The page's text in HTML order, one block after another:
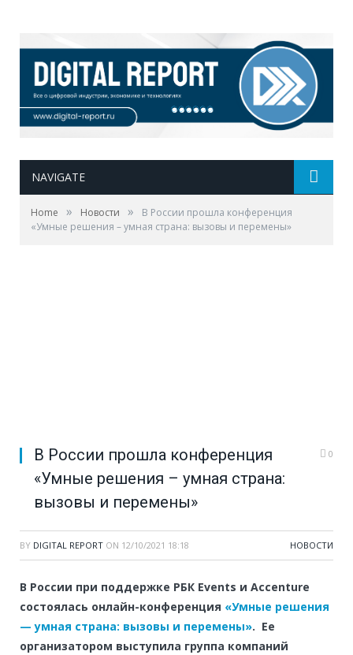
NAVIGATE
Home » Новости »
В России прошла конференция
«Умные решения – умная страна: вызовы и перемены»
В России прошла конференция
«Умные решения – умная страна:
вызовы и перемены»
0
BY DIGITAL REPORT ON 12/10/2021 18:18 НОВОСТИ
В России при поддержке РБК Events и Accenture
состоялась онлайн-конференция «Умные решения
— умная страна: вызовы и перемены». Ее
организатором выступила группа компаний